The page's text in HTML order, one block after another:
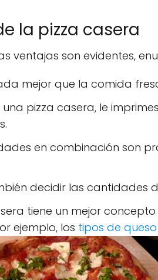
la pizza casera
ventajas son evidentes,
mejor que la comida
pizza casera, le
en combinación son
decidir las cantidades
tiene un mejor
ejemplo, los tipos de